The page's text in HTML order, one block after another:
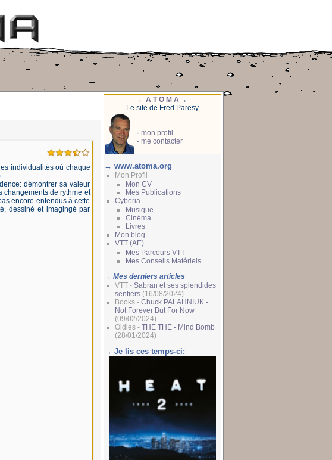
individualités où chaque
démontrer sa valeur
changements de rythme et
encore entendus à cette
dessiné et imagingé par
→ A T O M A ←
Le site de Fred Paresy
· mon profil
· me contacter
→ www.atoma.org
Mon Profil
Mon CV
Mes Publications
Cyberia
Musique
Cinéma
Livres
Mon blog
VTT (AE)
Mes Parcours VTT
Mes Conseils Matériels
→ Mes derniers articles
VTT - Sabran et ses splendides
sentiers (16/08/2024)
Books - Chuck PALAHNIUK -
Not Forever But For Now
(09/02/2024)
Oldies - THE THE - Mind Bomb
(28/01/2024)
→ Je lis ces temps-ci: